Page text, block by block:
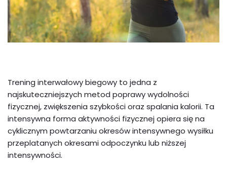
Trening interwałowy biegowy to jedna z
najskuteczniejszych metod poprawy wydolności
fizycznej, zwiększenia szybkości oraz spalania kalorii. Ta
intensywna forma aktywności fizycznej opiera się na
cyklicznym powtarzaniu okresów intensywnego wysiłku
przeplatanych okresami odpoczynku lub niższej
intensywności.